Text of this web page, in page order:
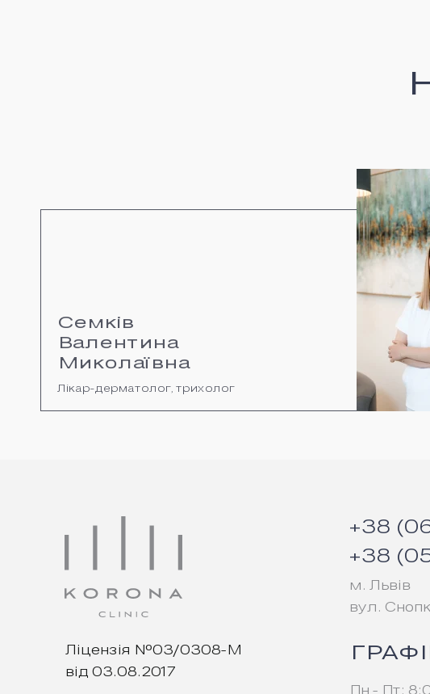
Семків
Валентина
Миколаївна
Лікар-дерматолог, трихолог
Ліцензія №03/0308-М
від 03.08.2017
+38
+38
м. Львів
вул.
Пн - Пт: